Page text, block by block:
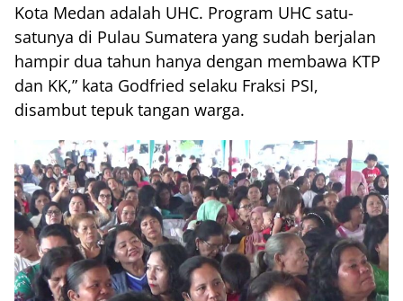
Kota Medan adalah UHC. Program UHC satu-
satunya di Pulau Sumatera yang sudah berjalan
hampir dua tahun hanya dengan membawa KTP
dan KK,” kata Godfried selaku Fraksi PSI,
disambut tepuk tangan warga.